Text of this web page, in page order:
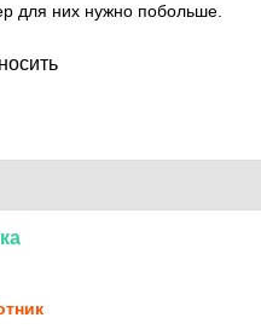
для них нужно побольше.